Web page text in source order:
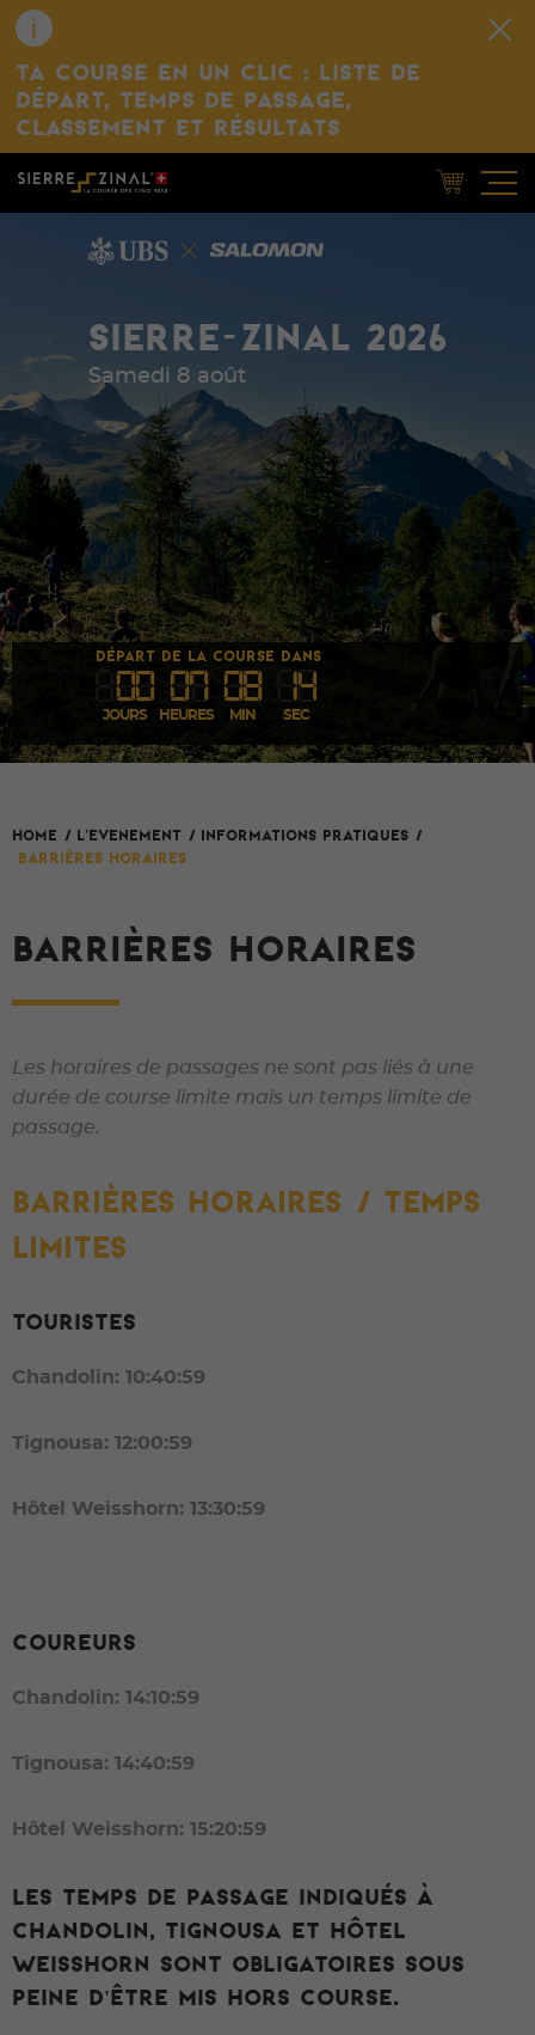
TA COURSE EN UN CLIC : LISTE DE
DÉPART, TEMPS DE PASSAGE,
CLASSEMENT ET RÉSULTATS
SIERRE-ZINAL 2026
Samedi 8 août
DÉPART DE LA COURSE DANS
00 07 08 14
JOURS HEURES MIN SEC
HOME / L'evenement / Informations pratiques /
Barrières horaires
BARRIÈRES HORAIRES
Les horaires de passages ne sont pas liés à une
durée de course limite mais un temps limite de
passage.
BARRIÈRES HORAIRES / TEMPS
LIMITEs
TOURISTES
Chandolin: 10:40:59
Tignousa: 12:00:59
Hôtel Weisshorn: 13:30:59
COUREURS
Chandolin: 14:10:59
Tignousa: 14:40:59
Hôtel Weisshorn: 15:20:59
Les temps de passage indiqués à
Chandolin, Tignousa et Hôtel
Weisshorn sont obligatoires sous
peine d'être mis hors course.